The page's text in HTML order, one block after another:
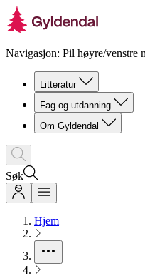
Navigasjon: Pil høyre/venstre
Litteratur
Fag og utdanning
Om Gyldendal
Søk
Hjem